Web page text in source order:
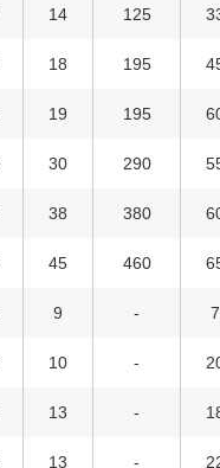
14 125
18 195
19 195
30 290
38 380
45 460
9 - 7
10 -
13 -
13 -